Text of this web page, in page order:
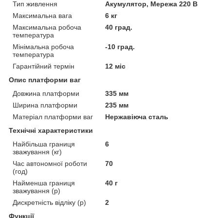
Тип живлення
Акумулятор, Мережа 220 В
Максимальна вага
6 кг
Максимальна робоча
температура
40 град.
Мінімальна робоча
температура
-10 град.
Гарантійний термін
12 міс
Опис платформи ваг
Довжина платформи
335 мм
Ширина платформи
235 мм
Матеріал платформи ваг
Нержавіюча сталь
Технічні характеристики
Найбільша границя
зважування (кг)
6
Час автономної роботи
(год)
70
Найменша границя
зважування (р)
40 г
Дискретність відліку (р)
2
Функції